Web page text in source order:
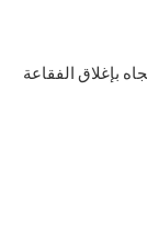
بإغلاق الفقاعة